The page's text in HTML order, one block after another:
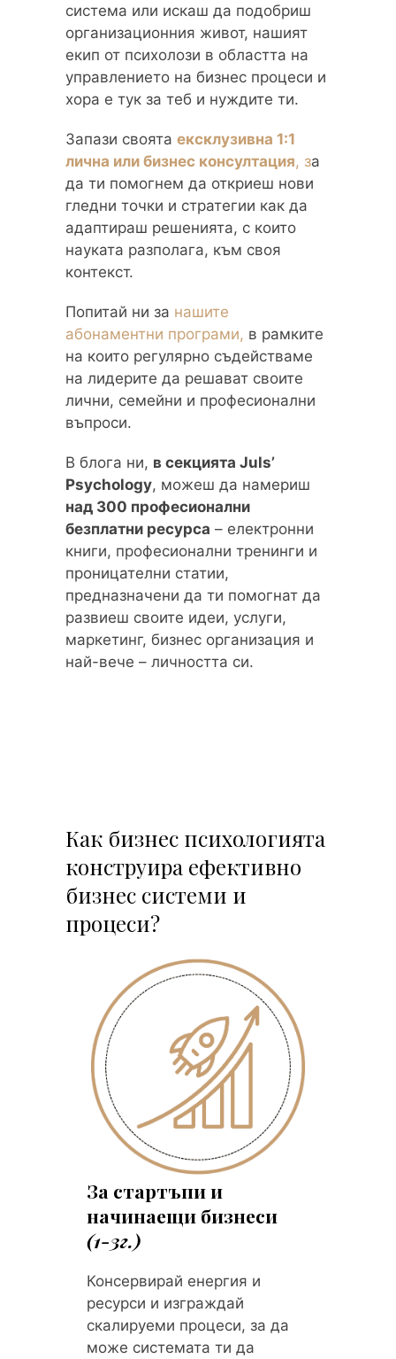
система или искаш да подобриш
организационния живот, нашият
екип от психолози в областта на
управлението на бизнес процеси и
хора е тук за теб и нуждите ти.
Запази своята ексклузивна 1:1
лична или бизнес консултация, за
да ти помогнем да откриеш нови
гледни точки и стратегии как да
адаптираш решенията, с които
науката разполага, към своя
контекст.
Попитай ни за нашите
абонаментни програми, в рамките
на които регулярно съдействаме
на лидерите да решават своите
лични, семейни и професионални
въпроси.
В блога ни, в секцията Juls’
Psychology, можеш да намериш
над 300 професионални
безплатни ресурса – електронни
книги, професионални тренинги и
проницателни статии,
предназначени да ти помогнат да
развиеш своите идеи, услуги,
маркетинг, бизнес организация и
най-вече – личността си.
Как бизнес психологията
конструира ефективно
бизнес системи и
процеси?
За стартъпи и
начинаещи бизнеси
(1-3г.)
Консервирай енергия и
ресурси и изграждай
скалируеми процеси, за да
може системата ти да